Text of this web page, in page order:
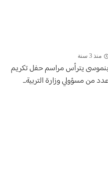
منذ 3 سنة
بنموسى يترأس مراسم حفل تكريم
عدد من مسؤولي وزارة التربية...